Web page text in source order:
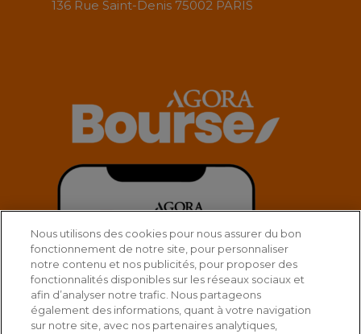
136 Rue Saint-Denis 75002 PARIS
Nous utilisons des cookies pour nous assurer du bon
fonctionnement de notre site, pour personnaliser
notre contenu et nos publicités, pour proposer des
fonctionnalités disponibles sur les réseaux sociaux et
afin d’analyser notre trafic. Nous partageons
également des informations, quant à votre navigation
sur notre site, avec nos partenaires analytiques,